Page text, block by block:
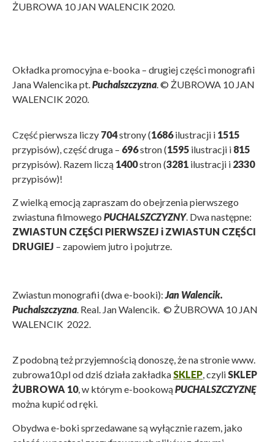
ŻUBROWA 10 JAN WALENCIK 2020.
Okładka promocyjna e-booka – drugiej części monografii
Jana Walencika pt. Puchalszczyzna . © ŻUBROWA 10 JAN
WALENCIK 2020.
Część pierwsza liczy 704strony (1686ilustracji i 1515
przypisów), część druga – 696stron (1595 ilustracji i 815
przypisów). Razem liczą 1400stron (3281 ilustracji i 2330
przypisów)!
Z wielką emocją zapraszam do obejrzenia pierwszego
zwiastuna filmowego PUCHALSZCZYZNY. Dwa następne:
ZWIASTUN CZĘŚCI PIERWSZEJ i ZWIASTUN CZĘŚCI
DRUGIEJ – zapowiem jutro i pojutrze.
Zwiastun monografii (dwa e-booki): Jan Walencik.
Puchalszczyzna . Real. Jan Walencik. © ŻUBROWA 10 JAN
WALENCIK 2022.
Z podobną też przyjemnością donoszę, że na stronie www.
zubrowa10.pl od dziś działa zakładkaSKLEP, czyliSKLEP
ŻUBROWA 10, w którym e-bookowąPUCHALSZCZYZNĘ
można kupić od ręki.
Obydwa e-boki sprzedawane są wyłącznie razem, jako